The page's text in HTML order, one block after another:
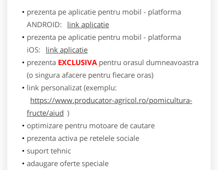
prezenta pe aplicatie pentru mobil - platforma
ANDROID:
link aplicatie
prezenta pe aplicatie pentru mobil - platforma
iOS:
link aplicatie
prezenta EXCLUSIVApentru orasul dumneavoastra
(o singura afacere pentru fiecare oras)
link personalizat (exemplu:
https://www.producator-agricol.ro/pomicultura-
fructe/aiud )
optimizare pentru motoare de cautare
prezenta activa pe retelele sociale
suport tehnic
adaugare oferte speciale